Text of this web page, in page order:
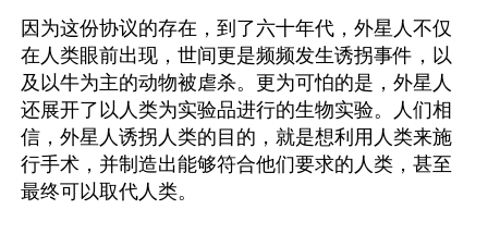
因为这份协议的存在，到了六十年代，外星人不仅
在人类眼前出现，世间更是频频发生诱拐事件，以
及以牛为主的动物被虐杀。更为可怕的是，外星人
还展开了以人类为实验品进行的生物实验。人们相
信，外星人诱拐人类的目的，就是想利用人类来施
行手术，并制造出能够符合他们要求的人类，甚至
最终可以取代人类。